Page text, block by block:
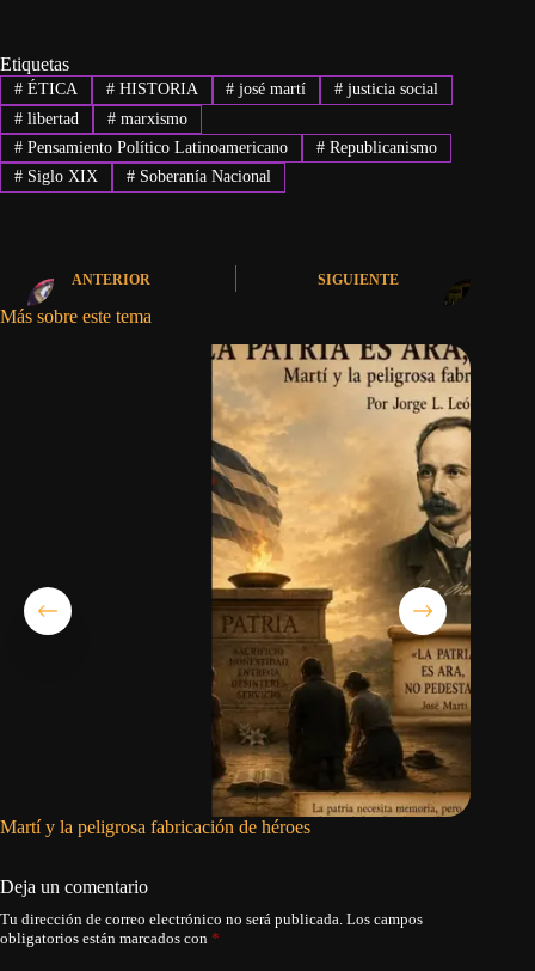
Etiquetas
#ÉTICA #HISTORIA # josé martí # justicia social
#libertad #marxismo
#Pensamiento Político Latinoamericano #Republicanismo
#Siglo XIX #Soberanía Nacional
ANTERIOR SIGUIENTE
Más sobre este tema
Martí y la peligrosa fabricación de héroes
Deja un comentario
Tu dirección de correo electrónico no será publicada. Los campos
obligatorios están marcados con *